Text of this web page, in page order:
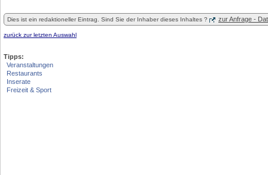
Dies ist ein redaktioneller Eintrag. Sind Sie der Inhaber dieses Inhaltes ? zur Anfrage -
zurück zur letzten Auswahl
Tipps:
Veranstaltungen
Restaurants
Inserate
Freizeit & Sport